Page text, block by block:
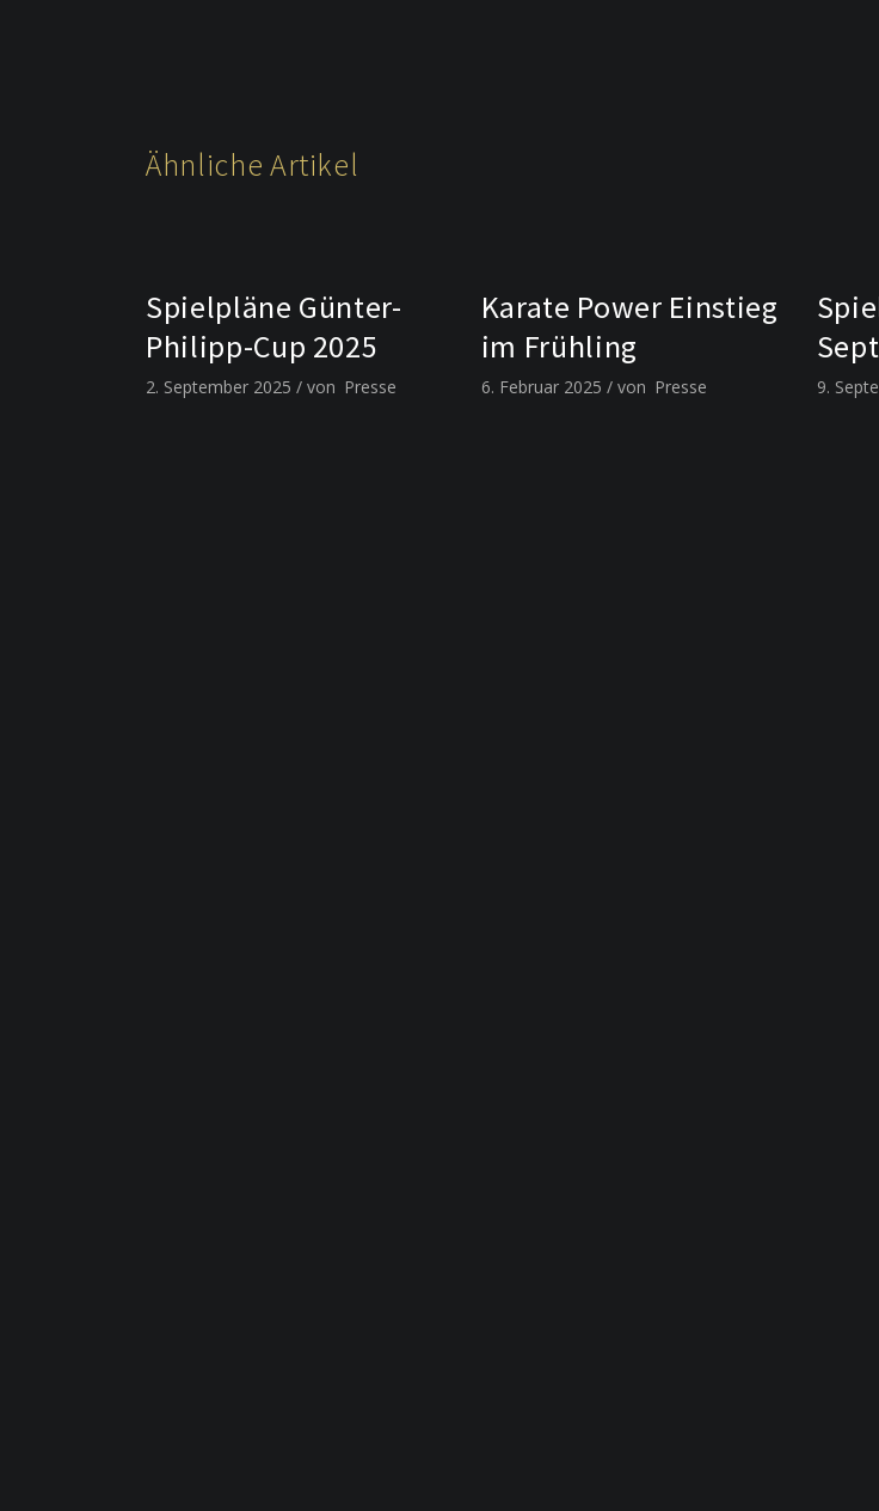
Ähnliche Artikel
Spielpläne Günter-
Philipp-Cup 2025
2. September 2025 von Presse
Karate Power Einstieg
im Frühling
6. Februar 2025 von Presse 9.